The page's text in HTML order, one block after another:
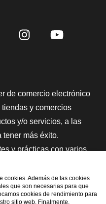
de comercio electrónico
y comercios
y/o servicios, a las
tener más éxito.
y prácticas con varios
Reviews, herramientas y
estudios de mercado, y
educativa, la
cookies. Además de las cookies
que son necesarias para que
cookies de rendimiento para
sitio web. Finalmente,